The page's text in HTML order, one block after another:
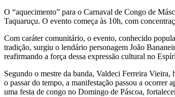
O “aquecimento” para o Carnaval de Congo de
Taquaruçu. O evento começa às 10h, com
Com caráter comunitário, o evento, conhecido
tradição, surgiu o lendário personagem João
reafirmando a força dessa expressão cultural no
Segundo o mestre da banda, Valdeci Ferreira
o passar do tempo, a manifestação passou a ocorrer
uma festa de congo no Domingo de Páscoa,